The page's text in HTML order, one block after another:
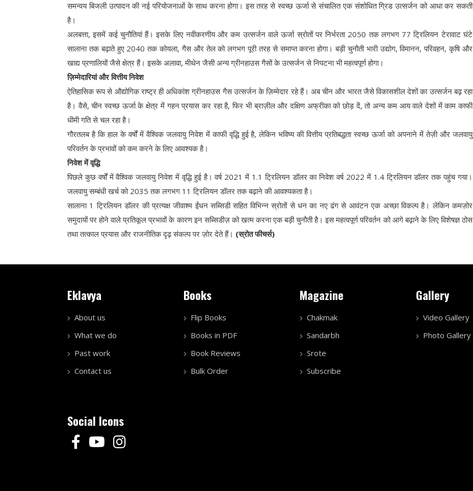
समन्वय बिजली उत्पादन की नई परियोजनाओं के साथ करना होगा। इस तरह से स्वच्छ ऊर्जा से संचालित एक संशोधित ग्रिड उत्सर्जन को आधा कर सकती
है।
अलबत्ता, इसमें कई चुनौतियां हैं। इसके लिए नवीकरणीय और कम उत्सर्जन वाले ऊर्जा स्रोतों पर निर्भरता 2050 तक लगभग 77 ट्रिलियन टेरावाट घंटे
सालाना तक बढ़ाते हुए 2040 तक कोयला, गैस और तेल को लगभग पूरी तरह से समाप्त करना होगा। बड़ी चुनौती भारी उद्योग, विमानन, परिवहन, कृषि और
खाद्य प्रणालियों जैसे क्षेत्र हैं। इसके अलावा, मीथेन जैसी अन्य ग्रीनहाउस गैसों के उत्सर्जन से निपटना भी महत्वपूर्ण होगा।
ज़िम्मेदारियां और वित्तीय निवेश
ऐतिहासिक रूप से औद्योगिक राष्ट्र ही अधिकांश ग्रीनहाउस गैस उत्सर्जन के ज़िम्मेदार रहे हैं। अब चीन और भारत जैसे विकासशील देशों का उत्सर्जन बढ़ रहा
है। वैसे, चीन स्वच्छ ऊर्जा के क्षेत्र में गहन प्रयास कर रहा है, फिर भी ब्राज़ील और दक्षिण अफ्रीका को छोड़ दें, तो अन्य कम आय वाले देशों में काम काफी
धीमी गति से चल रहा है।
गौरतलब है कि हाल के वर्षों में वैश्विक जलवायु निवेश में काफी वृद्धि हुई है, लेकिन भविष्य की वित्तीय प्रतिबद्धता स्वच्छ ऊर्जा को अपनाने में तेज़ी और जलवायु
परिवर्तन के प्रभावों को कम करने के लिए आवश्यक है।
निवेश में वृद्धि
पिछले कुछ वर्षों में वैश्विक जलवायु निवेश में वृद्धि हुई है। वर्ष 2021 में 1.1 ट्रिलियन डॉलर का निवेश वर्ष 2022 में 1.4 ट्रिलियन डॉलर तक पहुंच गया।
जलवायु सम्बंधी खर्च को 2035 तक लगभग 11 ट्रिलियन डॉलर तक बढ़ाने की आवश्यकता है।
सालाना 1 ट्रिलियन डॉलर की प्रत्यक्ष जीवाश्म ईंधन सब्सिडी सहित विभिन्न स्रोतों से धन का नए ढंग से आवंटन एक अच्छा विकल्प है। लेकिन कमज़ोर
समुदायों पर होने वाले प्रतिकूल प्रभावों के कारण इन सब्सिडीज़ को खत्म करना एक बड़ी चुनौती है। इस महत्वपूर्ण परिवर्तन को आगे बढ़ाने के लिए विशेषज्ञ ठोस
तथा तत्काल प्रयास और राजनीतिक दृढ़ संकल्प पर ज़ोर देते हैं। (स्रोत फीचर्स)
Eklavya
About us
What we do
Past work
Contact us
Books
Flip Books
Books in PDF
Book Reviews
Bulk Order
Magazine
Chakmak
Sandarbh
Srote
Subscribe
Gallery
Video Gallery
Photo Gallery
Social Icons